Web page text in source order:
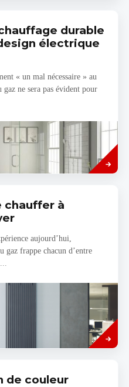
durable
électrique
« un mal nécessaire » au
ne sera pas évident pour
Read
more
chauffer à
aujourd’hui,
gaz frappe chacun d’entre
Read
more
de couleur